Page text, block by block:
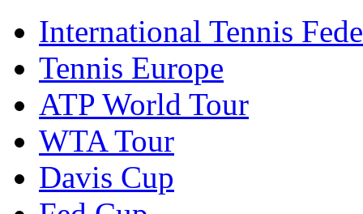
International Tennis
Tennis Europe
ATP World Tour
WTA Tour
Davis Cup